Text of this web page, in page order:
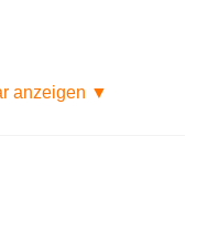
anzeigen ▼